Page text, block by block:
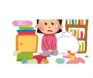
雑記